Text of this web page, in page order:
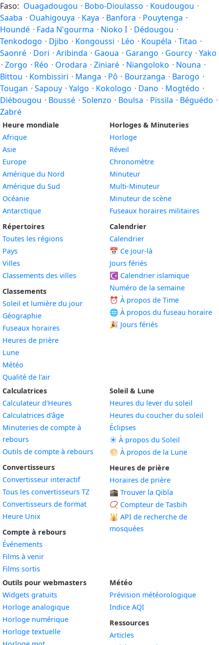
Faso: Ouagadougou · Bobo-Dioulasso · Koudougou ·
Saaba · Ouahigouya · Kaya · Banfora · Pouytenga ·
Houndé · Fada N'gourma · Nioko I · Dédougou ·
Tenkodogo · Djibo · Kongoussi · Léo · Koupéla · Titao ·
Saonré · Dori · Aribinda · Gaoua · Garango · Gourcy · Yako
· Zorgo · Réo · Orodara · Ziniaré · Niangoloko · Nouna ·
Bittou · Kombissiri · Manga · Pô · Bourzanga · Barogo ·
Tougan · Sapouy · Yalgo · Kokologo · Dano · Mogtédo ·
Diébougou · Boussé · Solenzo · Boulsa · Pissila · Béguédo ·
Zabré
Heure mondiale
Afrique
Asie
Europe
Amérique du Nord
Amérique du Sud
Océanie
Antarctique
Répertoires
Toutes les régions
Pays
Villes
Classements des villes
Classements
Soleil et lumière du jour
Géographie
Fuseaux horaires
Heures de prière
Lune
Météo
Qualité de l'air
Horloges & Minuteries
Horloge
Réveil
Chronomètre
Minuteur
Multi-Minuteur
Minuteur de scène
Fuseaux horaires militaires
Calendrier
Calendrier
📅 Ce jour-là
Jours fériés
☪️ Calendrier islamique
Numéro de la semaine
⏰ À propos de Time
🌐 À propos du fuseau horaire
🎉 Jours fériés
Calculatrices
Calculateur d'Heures
Calculatrices d'âge
Minuteries de compte à
rebours
Outils de compte à rebours
Convertisseurs
Convertisseur interactif
Tous les convertisseurs TZ
Convertisseurs de format
Heure Unix
Compte à rebours
Événements
Films à venir
Films sortis
Soleil & Lune
Heures du lever du soleil
Heures du coucher du soleil
Éclipses
☀️ À propos du Soleil
🌕 À propos de la Lune
Heures de prière
Horaires de prière
🕋 Trouver la Qibla
📿 Compteur de Tasbih
🕌 API de recherche de
mosquées
Outils pour webmasters
Widgets gratuits
Horloge analogiqueWidget
Horloge numériqueWidget
Horloge textuelleWidget
Widget
Météo
Prévision météorologique
Indice AQI
Ressources
Articles